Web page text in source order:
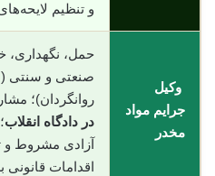
و تنظیم
وکیل
جرایم مواد
مخدر
حمل، نگهداری،
صنعتی و سنتی
روانگردان)؛
در دادگاه انقلاب
آزادی مشروط و
اقدامات قانونی